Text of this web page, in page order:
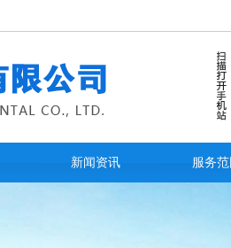
新闻资讯 服务范